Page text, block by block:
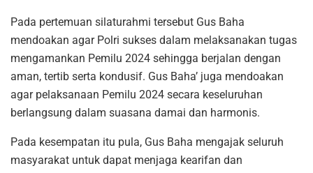
Pada pertemuan silaturahmi tersebut Gus Baha
mendoakan agar Polri sukses dalam melaksanakan tugas
mengamankan Pemilu 2024 sehingga berjalan dengan
aman, tertib serta kondusif. Gus Baha’ juga mendoakan
agar pelaksanaan Pemilu 2024 secara keseluruhan
berlangsung dalam suasana damai dan harmonis.
Pada kesempatan itu pula, Gus Baha mengajak seluruh
masyarakat untuk dapat menjaga kearifan dan